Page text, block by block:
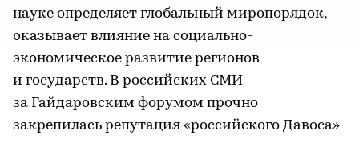
науке определяет глобальный миропорядок,
оказывает влияние на социально-
экономическое развитие регионов
и государств. В российских СМИ
за Гайдаровским форумом прочно
закрепилась репутация «российского Давоса»